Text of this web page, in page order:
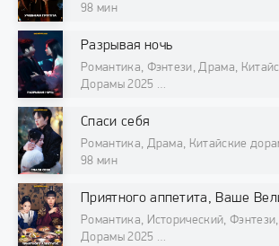
98 мин
Разрывая ночь
Романтика, Фэнтези, Драма,
Дорамы 2025
Спаси себя
Романтика, Драма, Китайские
98 мин
Приятного аппетита, Ваше
Романтика, Исторический,
Дорамы 2025